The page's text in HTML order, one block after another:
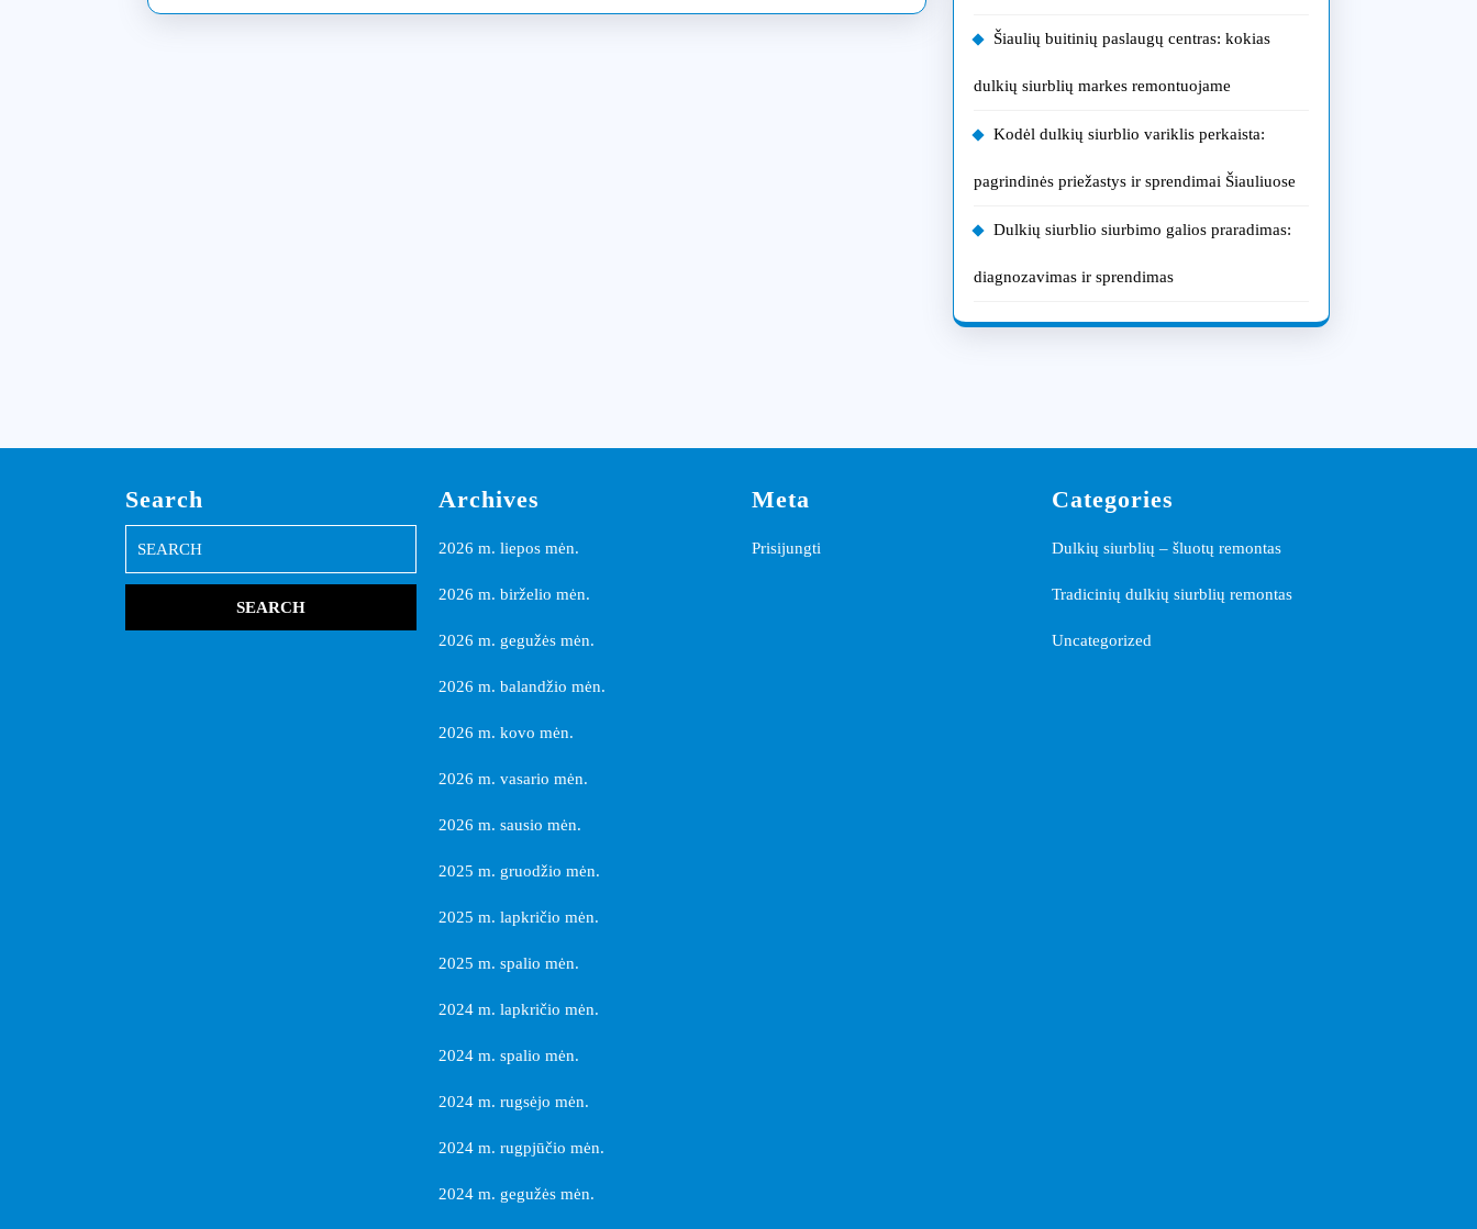
Šiaulių buitinių paslaugų centras: kokias
dulkių siurblių markes remontuojame
Kodėl dulkių siurblio variklis perkaista:
pagrindinės priežastys ir sprendimai Šiauliuose
Dulkių siurblio siurbimo galios praradimas:
diagnozavimas ir sprendimas
Search
for:
Archives
2026 m. liepos mėn.
2026 m. birželio mėn.
2026 m. gegužės mėn.
2026 m. balandžio mėn.
2026 m. kovo mėn.
2026 m. vasario mėn.
2026 m. sausio mėn.
2025 m. gruodžio mėn.
2025 m. lapkričio mėn.
2025 m. spalio mėn.
2024 m. lapkričio mėn.
2024 m. spalio mėn.
2024 m. rugsėjo mėn.
2024 m. rugpjūčio mėn.
2024 m. gegužės mėn.
Meta
Prisijungti
Categories
Dulkių siurblių – šluotų remontas
Tradicinių dulkių siurblių remontas
Uncategorized